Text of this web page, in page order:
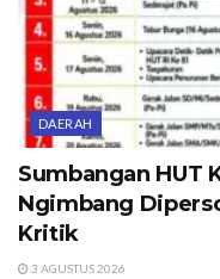
DAERAH
Sumbangan HUT
Ngimbang
Kritik
3 AGUSTUS 2026